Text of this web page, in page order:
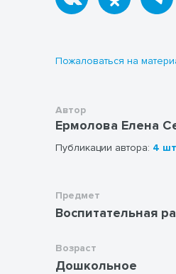
Пожаловаться на
Автор
Ермолова Елена
Публикации автора: 4
Предмет
Воспитательная
Возраст
Дошкольное